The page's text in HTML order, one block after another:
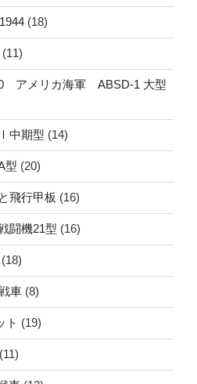
(18)
(11)
アメリカ海軍 ABSD-1 大型
中期型 (14)
型 (20)
飛行甲板 (16)
闘機21型 (16)
(18)
車 (8)
ト (19)
(11)